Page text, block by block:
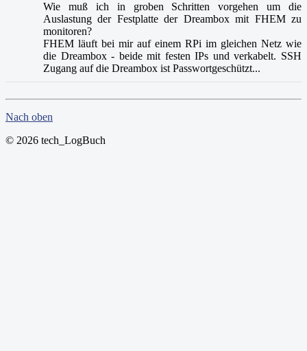
Wie muß ich in groben Schritten vorgehen um die
Auslastung der Festplatte der Dreambox mit FHEM zu
monitoren?
FHEM läuft bei mir auf einem RPi im gleichen Netz wie
die Dreambox - beide mit festen IPs und verkabelt. SSH
Zugang auf die Dreambox ist Passwortgeschützt...
Nach oben
© 2026 tech_LogBuch